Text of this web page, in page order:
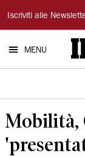
Il
Tirreno
Iscriviti alle
MENU
Mobilità,